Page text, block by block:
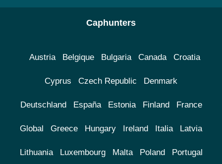
Caphunters
Austria Belgique Bulgaria Canada Croatia
Cyprus Czech Republic Denmark
Deutschland España Estonia Finland France
Global Greece Hungary Ireland Italia Latvia
Lithuania Luxembourg Malta Poland Portugal